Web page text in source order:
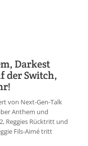
Darkest
der Switch,
von Next-Gen-Talk
Anthem und
Reggies Rücktritt und
Fils-Aimé tritt